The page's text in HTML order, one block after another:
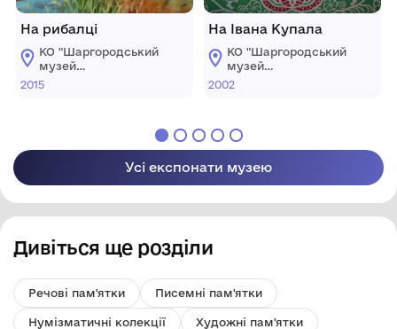
На рибалці
КО "Шаргородський
музей
образотворчого
2015
На Івана Купала
КО "Шаргородський
музей
образотворчого
2002
Усі експонати музею
Дивіться ще розділи
Речові пам'ятки Писемні пам'ятки
Нумізматичні колекції Художні пам'ятки